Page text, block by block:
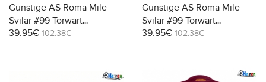
Günstige AS Roma Mile
Svilar #99 Torwart
Heimtrikot 2025-26
39.95€ 102.38€
Günstige AS Roma Mile
Svilar #99 Torwart
Auswärtstrikot 2025-26
39.95€ 102.38€